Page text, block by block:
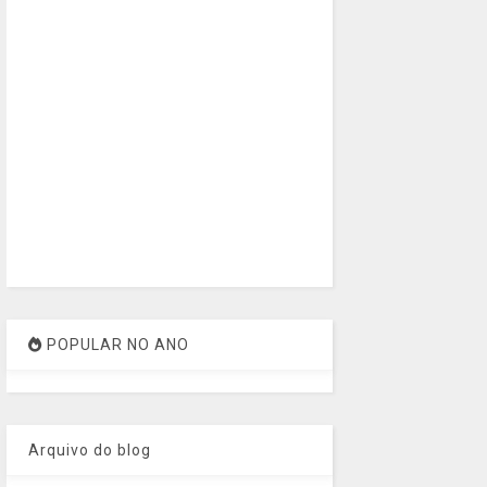
POPULAR NO ANO
Arquivo do blog